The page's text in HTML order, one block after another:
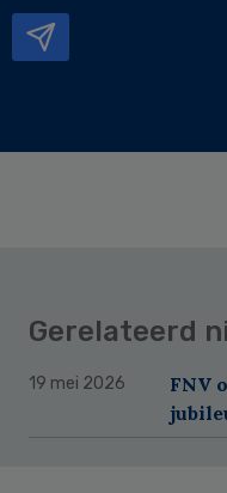
Gerelateerd
19 mei 2026
FNV